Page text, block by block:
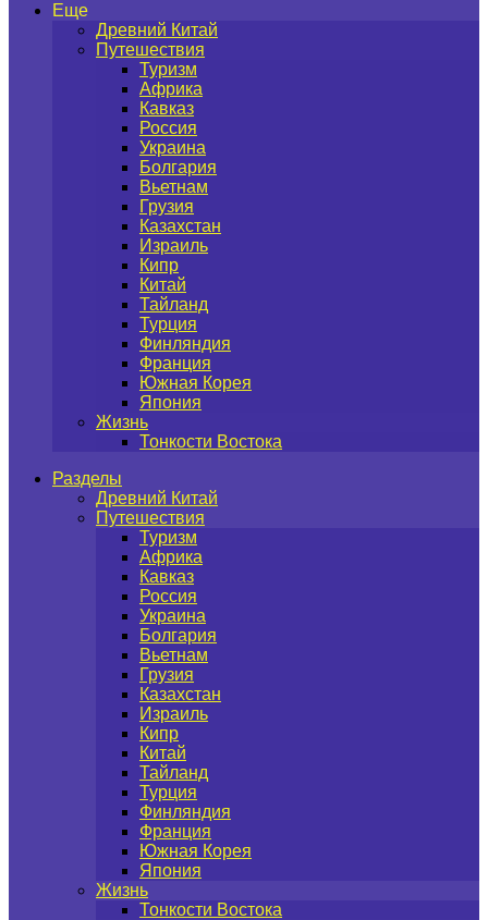
Еще
Древний Китай
Путешествия
Туризм
Африка
Кавказ
Россия
Украина
Болгария
Вьетнам
Грузия
Казахстан
Израиль
Кипр
Китай
Тайланд
Турция
Финляндия
Франция
Южная Корея
Япония
Жизнь
Тонкости Востока
Разделы
Древний Китай
Путешествия
Туризм
Африка
Кавказ
Россия
Украина
Болгария
Вьетнам
Грузия
Казахстан
Израиль
Кипр
Китай
Тайланд
Турция
Финляндия
Франция
Южная Корея
Япония
Жизнь
Тонкости Востока